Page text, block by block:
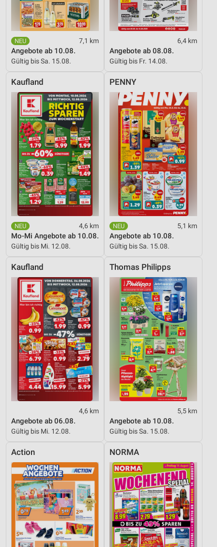
7,1 km
Angebote ab 10.08.
Gültig bis Sa. 15.08.
6,4 km
Angebote ab 08.08.
Gültig bis Fr. 14.08.
Kaufland
4,6 km
Mo-Mi Angebote ab 10.08.
Gültig bis Mi. 12.08.
PENNY
5,1 km
Angebote ab 10.08.
Gültig bis Sa. 15.08.
Kaufland
4,6 km
Angebote ab 06.08.
Gültig bis Mi. 12.08.
Thomas Philipps
5,5 km
Angebote ab 10.08.
Gültig bis Sa. 15.08.
Action NORMA